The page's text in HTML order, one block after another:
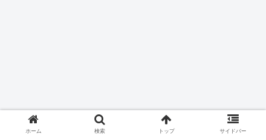
ホーム 検索 トップ サイドバー